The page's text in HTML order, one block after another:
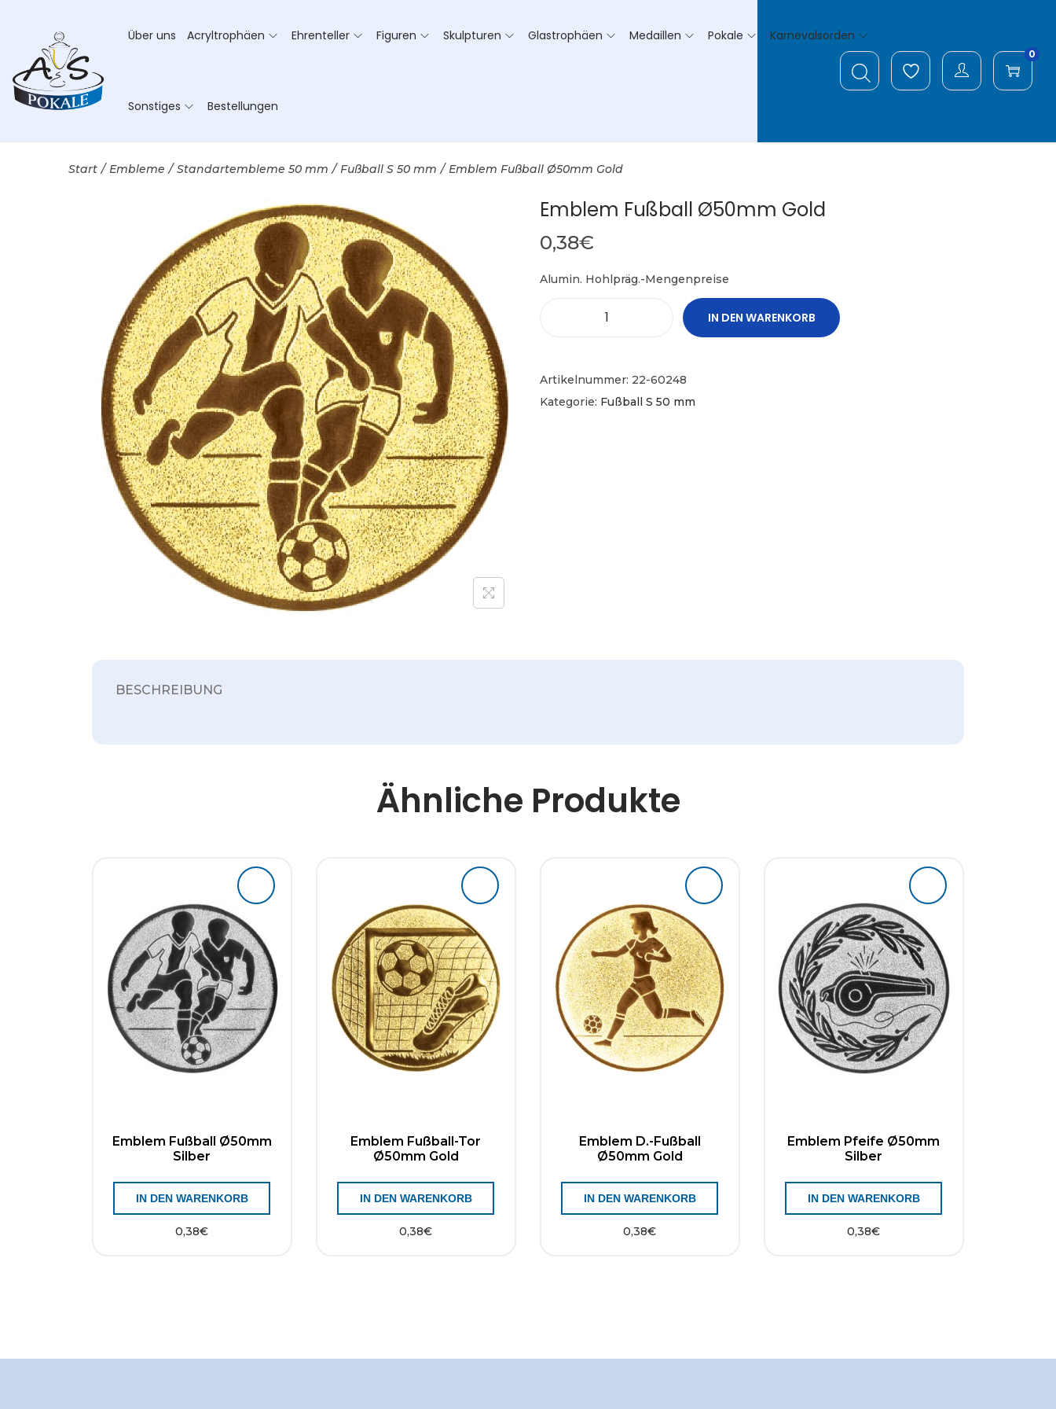
Über uns Acryltrophäen Ehrenteller Figuren Skulpturen Glastrophäen Medaillen Pokale Karnevalsorden
Sonstiges Bestellungen
0
Start / Embleme / Standartembleme 50 mm / Fußball S 50 mm / Emblem Fußball Ø50mm Gold
Emblem Fußball Ø50mm Gold
0,38€
Alumin. Hohlpräg.-Mengenpreise
IN DEN WARENKORB
Artikelnummer: 22-60248
Kategorie: Fußball S 50 mm
BESCHREIBUNG
Ähnliche Produkte
Emblem Fußball Ø50mm
Silber
0,38€
IN DEN WARENKORB
Emblem Fußball-Tor
Ø50mm Gold
0,38€
IN DEN WARENKORB
Emblem D.-Fußball
Ø50mm Gold
0,38€
IN DEN WARENKORB
Emblem Pfeife Ø50mm
Silber
0,38€
IN DEN WARENKORB